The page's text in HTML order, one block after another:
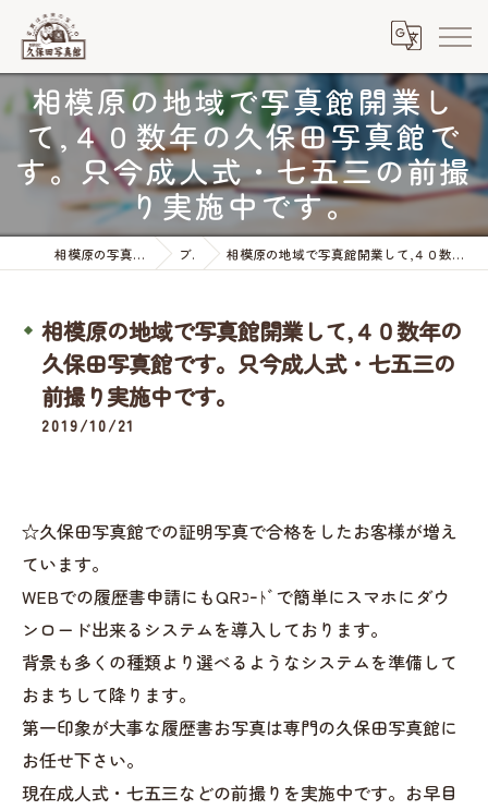
相模原の地域で写真館開業し
て,４０数年の久保田写真館で
す。只今成人式・七五三の前撮
り実施中です。
相模原の写真なら有限会社久保田写真館 ブログ 相模原の地域で写真館開業して,４０数年の久保田写真館です。只今成人式・七五三の前撮り実施中です。
相模原の地域で写真館開業して,４０数年の
久保田写真館です。只今成人式・七五三の
前撮り実施中です。
2019/10/21
☆久保田写真館での証明写真で合格をしたお客様が増え
ています。
WEBでの履歴書申請にもQRｺｰﾄﾞで簡単にスマホにダウ
ンロード出来るシステムを導入しております。
背景も多くの種類より選べるようなシステムを準備して
おまちして降ります。
第一印象が大事な履歴書お写真は専門の久保田写真館に
お任せ下さい。
現在成人式・七五三などの前撮りを実施中です。お早目